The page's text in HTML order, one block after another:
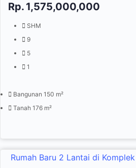
Rp. 1,575,000,000
SHM
9
5
1
Bangunan 150 m²
Tanah 176 m²
Rumah Baru 2 Lantai di